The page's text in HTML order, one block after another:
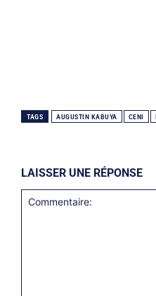
TAGS AUGUSTIN KABUYA CENI
LAISSER UNE RÉPONSE